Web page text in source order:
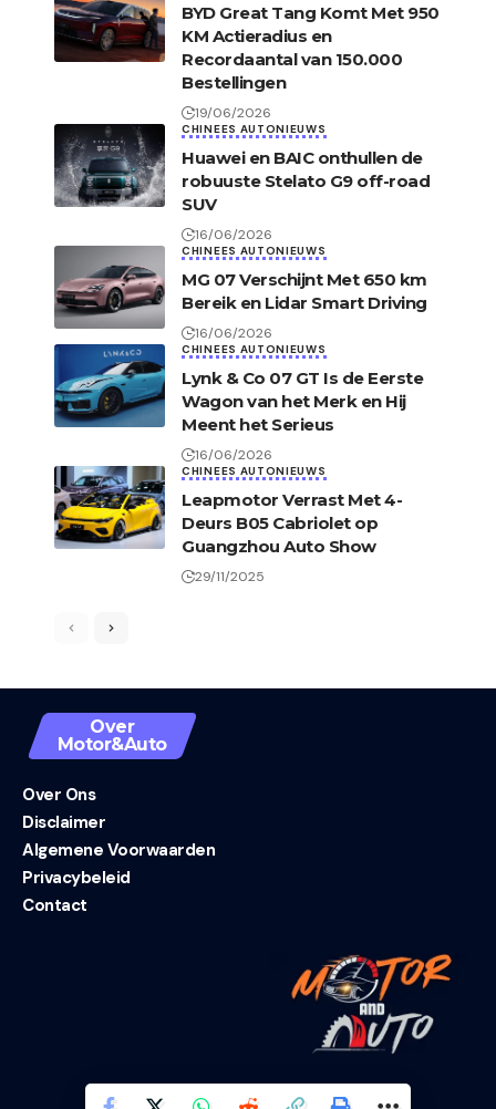
BYD Great Tang Komt Met 950
KM Actieradius en
Recordaantal van 150.000
Bestellingen
19/06/2026
CHINEES AUTONIEUWS
Huawei en BAIC onthullen de
robuuste Stelato G9 off-road
SUV
16/06/2026
CHINEES AUTONIEUWS
MG 07 Verschijnt Met 650 km
Bereik en Lidar Smart Driving
16/06/2026
CHINEES AUTONIEUWS
Lynk & Co 07 GT Is de Eerste
Wagon van het Merk en Hij
Meent het Serieus
16/06/2026
CHINEES AUTONIEUWS
Leapmotor Verrast Met 4-
Deurs B05 Cabriolet op
Guangzhou Auto Show
29/11/2025
Over
Motor&Auto
Over Ons
Disclaimer
Algemene Voorwaarden
Privacybeleid
Contact
© 2025 Motor&Auto. Alle rechten voorbehouden.